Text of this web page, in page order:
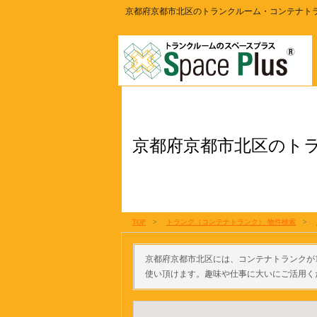
京都府京都市北区のト
京都府京都市北区のトランクルーム・コンテナト
TOP > トランク（コンテナトランク） 物件検索 >
京都府京都市北区には、コンテナトランク
使い頂けます。趣味や仕事に大いにご活用く